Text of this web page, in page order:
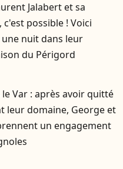
Jalabert et sa
possible ! Voici
nuit dans leur
du Périgord
Var : après avoir quitté
leur domaine, George et
un engagement